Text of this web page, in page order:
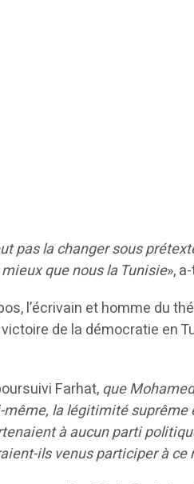
pas la changer sous
que nous la Tunisie»,
l’écrivain et homme du
de la démocratie en
Farhat,que
la légitimité
à aucun parti
ils venus participer à